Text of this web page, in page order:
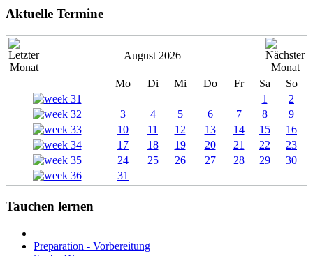
Aktuelle Termine
August 2026
Mo Di Mi Do Fr Sa
So
1
2
3
4 5 6 7 8
9
10
11 12 13 14 15
16
17
18 19 20 21 22
23
24
25 26 27 28 29
30
31
Tauchen lernen
Preparation - Vorbereitung